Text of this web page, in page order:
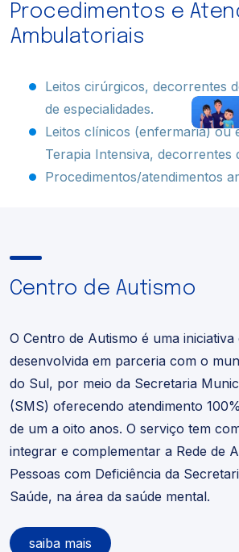
Procedimentos e
Ambulatoriais
Leitos cirúrgicos, decorrentes
de especialidades.
Leitos clínicos (enfermaria) ou
Terapia Intensiva, decorrentes
Procedimentos/atendimentos
Centro de Autismo
O Centro de Autismo é uma
desenvolvida em parceria com o
do Sul, por meio da Secretaria
(SMS) oferecendo atendimento
de um a oito anos. O serviço tem
integrar e complementar a Rede de
Pessoas com Deficiência da
Saúde, na área da saúde mental.
saiba mais